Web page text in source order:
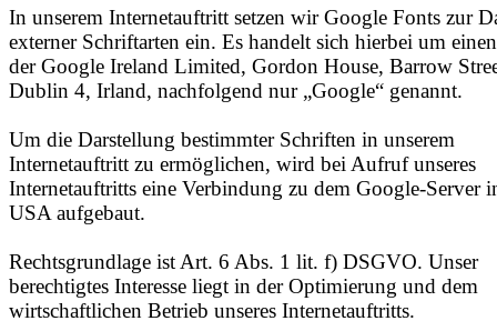
In unserem Internetauftritt setzen wir Google Fonts zur
externer Schriftarten ein. Es handelt sich hierbei um
der Google Ireland Limited, Gordon House, Barrow
Dublin 4, Irland, nachfolgend nur „Google“ genannt.
Um die Darstellung bestimmter Schriften in unserem
Internetauftritt zu ermöglichen, wird bei Aufruf unseres
Internetauftritts eine Verbindung zu dem Google-Server
USA aufgebaut.
Rechtsgrundlage ist Art. 6 Abs. 1 lit. f) DSGVO. Unser
berechtigtes Interesse liegt in der Optimierung und dem
wirtschaftlichen Betrieb unseres Internetauftritts.